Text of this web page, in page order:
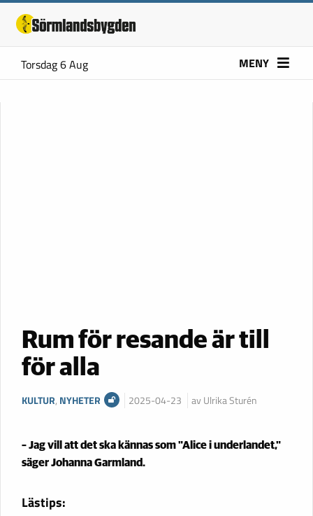
Torsdag 6 Aug MENY
Rum för resande är till
för alla
KULTUR, NYHETER 2025-04-23 av Ulrika Sturén
– Jag vill att det ska kännas som "Alice i underlandet,"
säger Johanna Garmland.
Lästips: